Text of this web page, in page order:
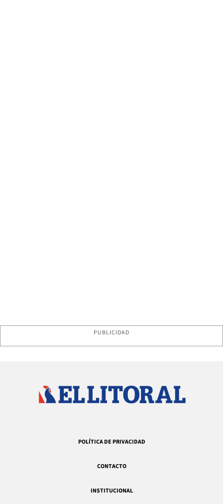
PUBLICIDAD
POLÍTICA DE PRIVACIDAD
CONTACTO
INSTITUCIONAL